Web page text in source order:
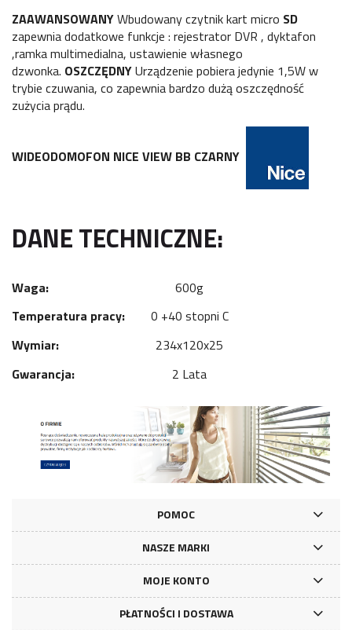
ZAAWANSOWANYWbudowany czytnik kart micro SD
zapewnia dodatkowe funkcje : rejestrator DVR , dyktafon
,ramka multimedialna, ustawienie własnego
dzwonka. OSZCZĘDNYUrządzenie pobiera jedynie 1,5W w
trybie czuwania, co zapewnia bardzo dużą oszczędność
zużycia prądu.
WIDEODOMOFON NICE VIEW BB CZARNY
DANE TECHNICZNE:
Waga:
600g
Temperatura pracy:
0 +40 stopni C
Wymiar:
234x120x25
Gwarancja:
2 Lata
POMOC
NASZE MARKI
MOJE KONTO
PŁATNOŚCI I DOSTAWA